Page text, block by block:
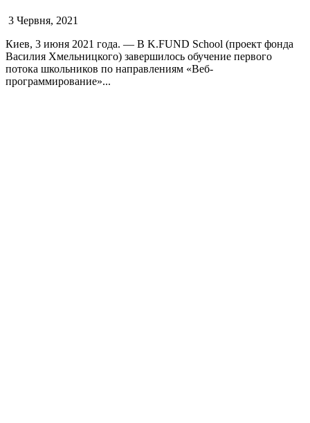
3 Червня, 2021
Киев, 3 июня 2021 года. — В K.FUND School (проект фонда
Василия Хмельницкого) завершилось обучение первого
потока школьников по направлениям «Веб-
программирование»...